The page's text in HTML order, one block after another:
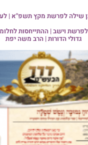
שילה לפרשת מקץ תשפ"א |
לפרשת וישב | ההתייחסות
גדולי הדורות | הרב משה יפת